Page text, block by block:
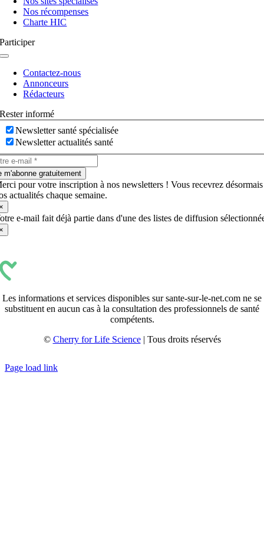
Nos récompenses
Charte HIC
Participer
Navigation
basculeContactez-nous
Annonceurs
Rédacteurs
Rester informé
Newsletter santé spécialisée
Newsletter actualités santé
m'abonne gratuitement
pour votre inscription à nos newsletters ! Vous recevrez désormais
actualités chaque semaine.
e-mail fait déjà partie dans d'une des listes de diffusion
Les informations et services disponibles sur sante-sur-le-net.com ne se
substituent en aucun cas à la consultation des professionnels de santé
compétents.
© Cherry for Life Science| Tous droits réservés
Page load link